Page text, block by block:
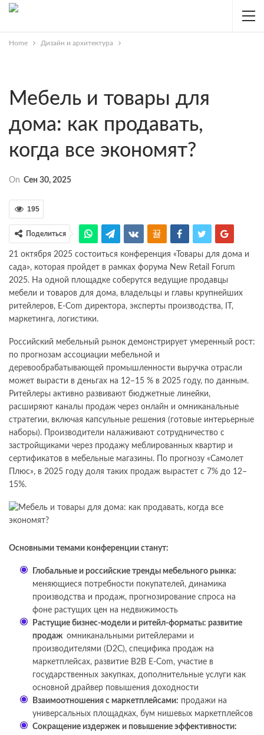
Home Дизайн и архитектура
Мебель и товары для
дома: как продавать,
когда все экономят?
On Сен 30, 2025
195
Поделиться
21 октября 2025 состоиться конференция «Товары для дома и
сада», которая пройдет в рамках форума New Retail Forum
2025. На одной площадке соберутся ведущие продавцы
мебели и товаров для дома, владельцы и главы крупнейших
ритейлеров, E-Com директора, эксперты производства, IT,
маркетинга, логистики.
Российский мебельный рынок демонстрирует умеренный рост:
по прогнозам ассоциации мебельной и
деревообрабатывающей промышленности выручка отрасли
может вырасти в деньгах на 12–15 % в 2025 году, по данным.
Ритейлеры активно развивают бюджетные линейки,
расширяют каналы продаж через онлайн и омниканальные
стратегии, включая капсульные решения (готовые интерьерные
наборы). Производители налаживают сотрудничество с
застройщиками через продажу меблированных квартир и
сертификатов в мебельные магазины. По прогнозу «Самолет
Плюс», в 2025 году доля таких продаж вырастет с 7% до 12–
15%.
Основными темами конференции станут:
Глобальные и российские тренды мебельного рынка:
меняющиеся потребности покупателей, динамика
производства и продаж, прогнозирование спроса на
фоне растущих цен на недвижимость
Растущие бизнес-модели и ритейл-форматы: развитие
продаж омниканальными ритейлерами и
производителями (D2C), специфика продаж на
маркетплейсах, развитие B2B E-Com, участие в
государственных закупках, дополнительные услуги как
основной драйвер повышения доходности
Взаимоотношения с маркетплейсами: продажи на
универсальных площадках, бум нишевых маркетплейсов
Сокращение издержек и повышение эффективности: